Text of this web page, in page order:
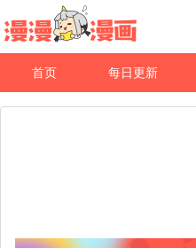
首页 每日更新